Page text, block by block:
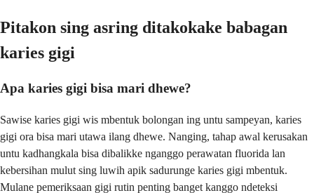
Pitakon sing asring ditakokake babagan
karies gigi
Apa karies gigi bisa mari dhewe?
Sawise karies gigi wis mbentuk bolongan ing untu sampeyan, karies
gigi ora bisa mari utawa ilang dhewe. Nanging, tahap awal kerusakan
untu kadhangkala bisa dibalikke nganggo perawatan fluorida lan
kebersihan mulut sing luwih apik sadurunge karies gigi mbentuk.
Mulane pemeriksaan gigi rutin penting banget kanggo ndeteksi